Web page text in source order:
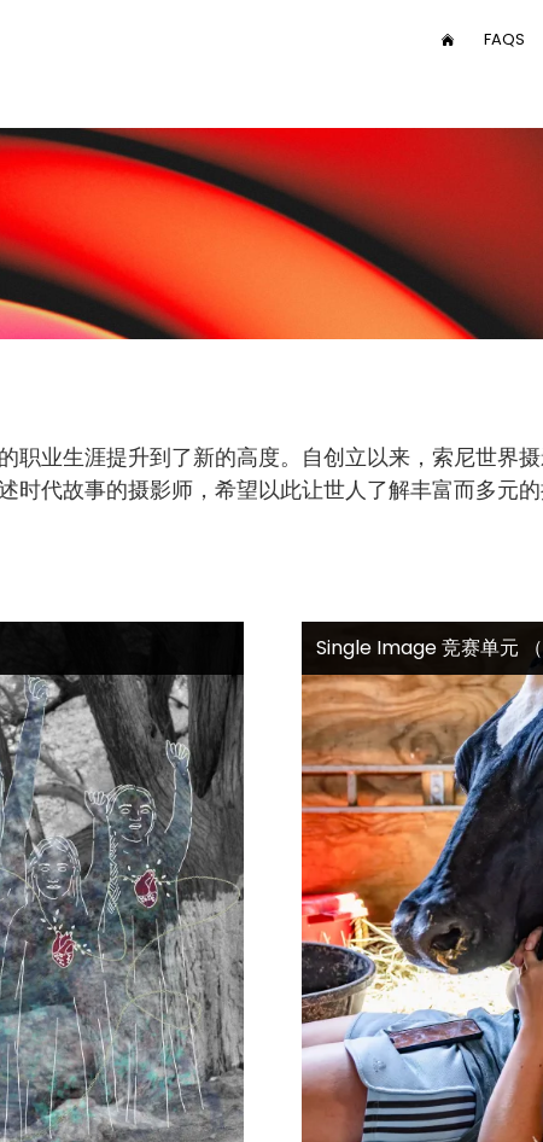
UserFAQS
nav
职业生涯提升到了新的高度。自创立以来，索尼世界
时代故事的摄影师，希望以此让世人了解丰富而多元
Single Image 竞赛单元